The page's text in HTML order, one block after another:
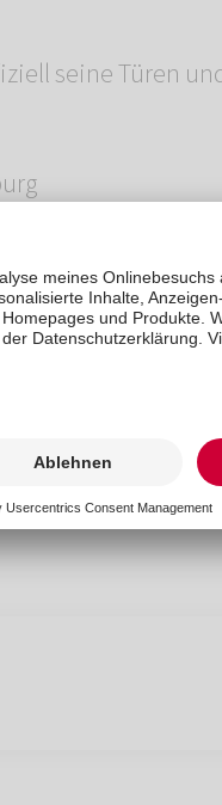
seine Türen